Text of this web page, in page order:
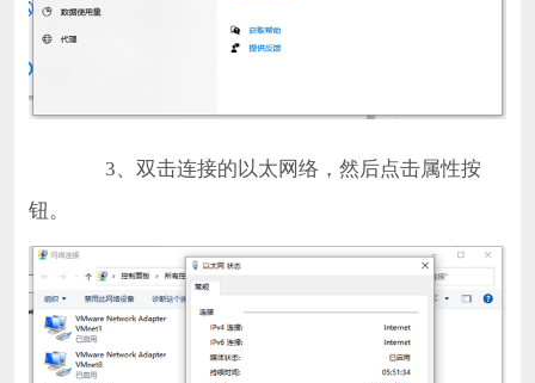
3、双击连接的以太网络，然后点击属性按
钮。